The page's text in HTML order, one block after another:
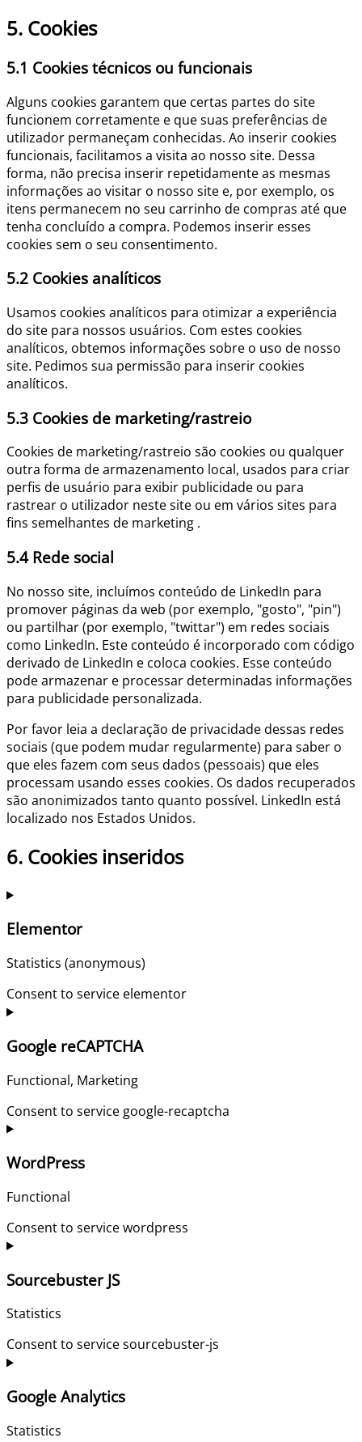
5. Cookies
5.1 Cookies técnicos ou funcionais
Alguns cookies garantem que certas partes do site
funcionem corretamente e que suas preferências de
utilizador permaneçam conhecidas. Ao inserir cookies
funcionais, facilitamos a visita ao nosso site. Dessa
forma, não precisa inserir repetidamente as mesmas
informações ao visitar o nosso site e, por exemplo, os
itens permanecem no seu carrinho de compras até que
tenha concluído a compra. Podemos inserir esses
cookies sem o seu consentimento.
5.2 Cookies analíticos
Usamos cookies analíticos para otimizar a experiência
do site para nossos usuários. Com estes cookies
analíticos, obtemos informações sobre o uso de nosso
site. Pedimos sua permissão para inserir cookies
analíticos.
5.3 Cookies de marketing/rastreio
Cookies de marketing/rastreio são cookies ou qualquer
outra forma de armazenamento local, usados para criar
perfis de usuário para exibir publicidade ou para
rastrear o utilizador neste site ou em vários sites para
fins semelhantes de marketing .
5.4 Rede social
No nosso site, incluímos conteúdo de LinkedIn para
promover páginas da web (por exemplo, "gosto", "pin")
ou partilhar (por exemplo, "twittar") em redes sociais
como LinkedIn. Este conteúdo é incorporado com código
derivado de LinkedIn e coloca cookies. Esse conteúdo
pode armazenar e processar determinadas informações
para publicidade personalizada.
Por favor leia a declaração de privacidade dessas redes
sociais (que podem mudar regularmente) para saber o
que eles fazem com seus dados (pessoais) que eles
processam usando esses cookies. Os dados recuperados
são anonimizados tanto quanto possível. LinkedIn está
localizado nos Estados Unidos.
6. Cookies inseridos
Elementor
Statistics (anonymous)
Consent to service elementor
Google reCAPTCHA
Functional, Marketing
Consent to service google-recaptcha
WordPress
Functional
Consent to service wordpress
Sourcebuster JS
Statistics
Consent to service sourcebuster-js
Google Analytics
Statistics